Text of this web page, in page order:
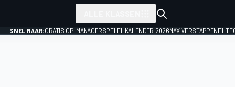
SNEL NAAR:GRATIS GP-MANAGERSPEL F1-KALENDER 2026MAX VERSTAPPENF1-